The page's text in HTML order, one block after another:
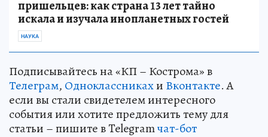
пришельцев: как страна 13 лет тайно
искала и изучала инопланетных гостей
НАУКА
Подписывайтесь на «КП – Кострома» в
Телеграм, Одноклассникахи Вконтакте. А
если вы стали свидетелем интересного
события или хотите предложить тему для
статьи – пишите в Telegramчат-бот